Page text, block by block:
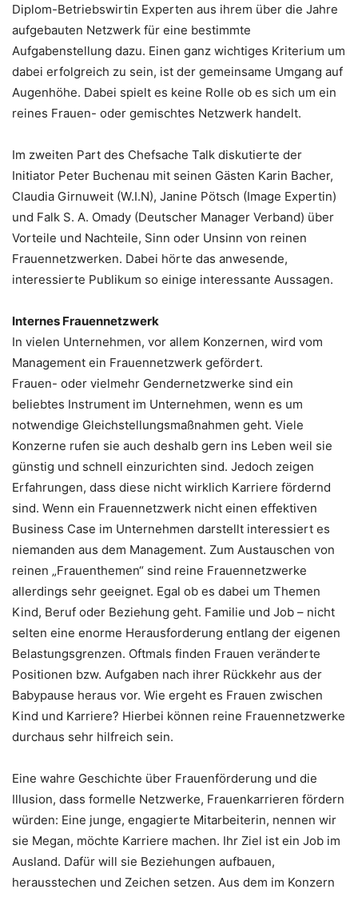
Diplom-Betriebswirtin Experten aus ihrem über die Jahre
aufgebauten Netzwerk für eine bestimmte
Aufgabenstellung dazu. Einen ganz wichtiges Kriterium um
dabei erfolgreich zu sein, ist der gemeinsame Umgang auf
Augenhöhe. Dabei spielt es keine Rolle ob es sich um ein
reines Frauen- oder gemischtes Netzwerk handelt.
Im zweiten Part des Chefsache Talk diskutierte der
Initiator Peter Buchenau mit seinen Gästen Karin Bacher,
Claudia Girnuweit (W.I.N), Janine Pötsch (Image Expertin)
und Falk S. A. Omady (Deutscher Manager Verband) über
Vorteile und Nachteile, Sinn oder Unsinn von reinen
Frauennetzwerken. Dabei hörte das anwesende,
interessierte Publikum so einige interessante Aussagen.
Internes Frauennetzwerk
In vielen Unternehmen, vor allem Konzernen, wird vom
Management ein Frauennetzwerk gefördert.
Frauen- oder vielmehr Gendernetzwerke sind ein
beliebtes Instrument im Unternehmen, wenn es um
notwendige Gleichstellungsmaßnahmen geht. Viele
Konzerne rufen sie auch deshalb gern ins Leben weil sie
günstig und schnell einzurichten sind. Jedoch zeigen
Erfahrungen, dass diese nicht wirklich Karriere fördernd
sind. Wenn ein Frauennetzwerk nicht einen effektiven
Business Case im Unternehmen darstellt interessiert es
niemanden aus dem Management. Zum Austauschen von
reinen „Frauenthemen“ sind reine Frauennetzwerke
allerdings sehr geeignet. Egal ob es dabei um Themen
Kind, Beruf oder Beziehung geht. Familie und Job – nicht
selten eine enorme Herausforderung entlang der eigenen
Belastungsgrenzen. Oftmals finden Frauen veränderte
Positionen bzw. Aufgaben nach ihrer Rückkehr aus der
Babypause heraus vor. Wie ergeht es Frauen zwischen
Kind und Karriere? Hierbei können reine Frauennetzwerke
durchaus sehr hilfreich sein.
Eine wahre Geschichte über Frauenförderung und die
Illusion, dass formelle Netzwerke, Frauenkarrieren fördern
würden: Eine junge, engagierte Mitarbeiterin, nennen wir
sie Megan, möchte Karriere machen. Ihr Ziel ist ein Job im
Ausland. Dafür will sie Beziehungen aufbauen,
herausstechen und Zeichen setzen. Aus dem im Konzern